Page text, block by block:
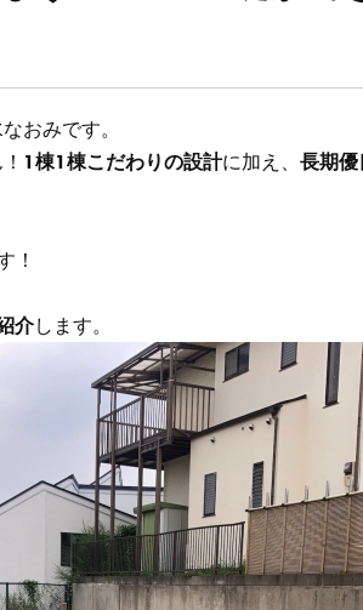
おみです。
1棟1棟こだわりの設計に加え、 長期
！
介します。